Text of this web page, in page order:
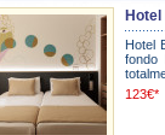
Hotel
fondo
123€*